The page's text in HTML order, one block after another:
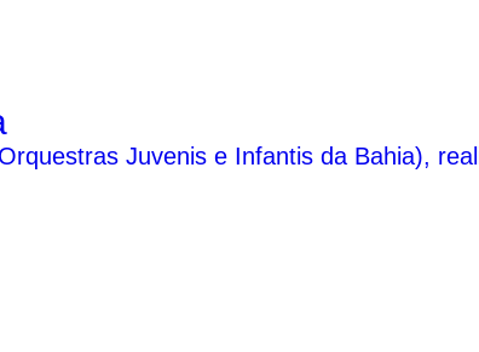
Juvenis e Infantis da Bahia),